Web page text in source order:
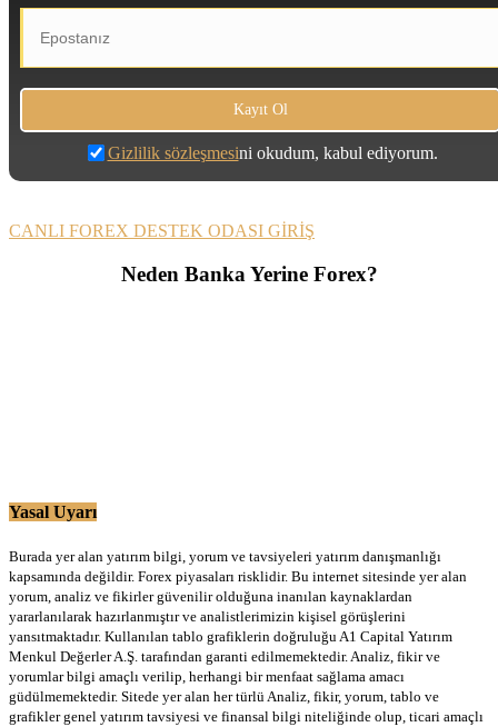
Gizlilik sözleşmesini okudum, kabul ediyorum.
CANLI FOREX DESTEK ODASI GİRİŞ
Neden Banka Yerine Forex?
Yasal Uyarı
Burada yer alan yatırım bilgi, yorum ve tavsiyeleri yatırım danışmanlığı
kapsamında değildir. Forex piyasaları risklidir. Bu internet sitesinde yer alan
yorum, analiz ve fikirler güvenilir olduğuna inanılan kaynaklardan
yararlanılarak hazırlanmıştır ve analistlerimizin kişisel görüşlerini
yansıtmaktadır. Kullanılan tablo grafiklerin doğruluğu A1 Capital Yatırım
Menkul Değerler A.Ş. tarafından garanti edilmemektedir. Analiz, fikir ve
yorumlar bilgi amaçlı verilip, herhangi bir menfaat sağlama amacı
güdülmemektedir. Sitede yer alan her türlü Analiz, fikir, yorum, tablo ve
grafikler genel yatırım tavsiyesi ve finansal bilgi niteliğinde olup, ticari amaçlı